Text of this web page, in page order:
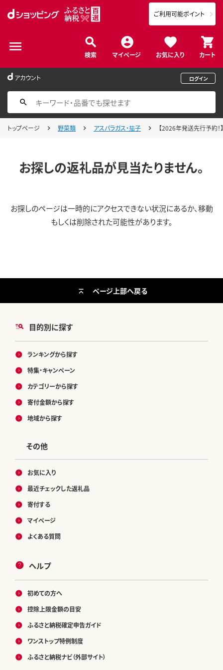
検索 マイページ お気に入り カート
ご利用可能ポイント
アカウント ログイン
トップページ 野菜類 アスパラガス・茄子 【2026年発送先行予約！
お探しの返礼品が見当たりません。
お探しのページは一時的にアクセスできない状況にあるか、移動
もしくは削除された可能性があります。
目的別に探す
ランキングから探す
特集・キャンペーン
カテゴリーから探す
寄付金額から探す
地域から探す
その他
お気に入り
最近チェックした返礼品
寄付する
マイページ
よくある質問
ヘルプ
初めての方へ
控除上限金額の目安
ふるさと納税確定申告ガイド
ワンストップ特例制度
ふるさと納税ナビ（外部サイト）
ページ上部へ戻る